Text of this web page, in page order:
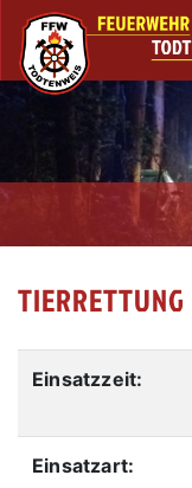
TIERRETTUNG
Einsatzzeit:
Einsatzart: